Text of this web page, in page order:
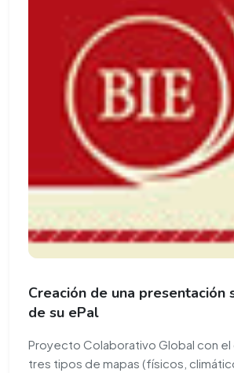
Creación de una presentación
de su ePal
Proyecto Colaborativo Global con el
tres tipos de mapas (físicos,